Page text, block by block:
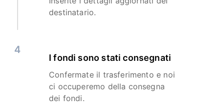
destinatario.
4
I fondi sono stati consegnati
Confermate il trasferimento e noi
ci occuperemo della consegna
dei fondi.